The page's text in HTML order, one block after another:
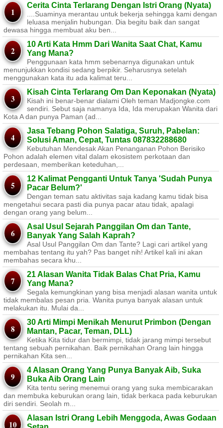
Cerita Cinta Terlarang Dengan Istri Orang (Nyata)
....Suaminya merantau untuk bekerja sehingga kami dengan
leluasa menjalin hubungan. Dia begitu baik dan sangat
dewasa hingga membuat aku ben...
10 Arti Kata Hmm Dari Wanita Saat Chat, Kamu
Yang Mana?
Penggunaan kata hmm sebenarnya digunakan untuk
menunjukkan kondisi sedang berpikir. Seharusnya setelah
menggunakan kata itu ada kalimat teru...
Kisah Cinta Terlarang Om Dan Keponakan (Nyata)
Kisah ini benar-benar dialami Oleh teman Madjongke.com
sendiri. Sebut saja namanya Ida, Ida merupakan Wanita dari
Kota A dan punya Paman (ad...
Jasa Tebang Pohon Salatiga, Suruh, Pabelan:
Solusi Aman, Cepat, Tuntas 087832288680
Kebutuhan Mendesak Akan Penanganan Pohon Berisiko ​
Pohon adalah elemen vital dalam ekosistem perkotaan dan
perdesaan, memberikan keteduhan,...
12 Kalimat Pengganti Untuk Tanya 'Sudah Punya
Pacar Belum?'
Dengan teman satu aktivitas saja kadang kamu tidak bisa
mengetahui secara pasti dia punya pacar atau tidak, apalagi
dengan orang yang belum...
Asal Usul Sejarah Panggilan Om dan Tante,
Banyak Yang Salah Kaprah?
Asal Usul Panggilan Om dan Tante? Lagi cari artikel yang
membahas tentang itu yah? Pas banget nih! Artikel kali ini akan
membahas secara khu...
21 Alasan Wanita Tidak Balas Chat Pria, Kamu
Yang Mana?
Segala kemungkinan yang bisa menjadi alasan wanita untuk
tidak membalas pesan pria. Wanita punya banyak alasan untuk
melakukan itu. Mulai da...
30 Arti Mimpi Menikah Menurut Primbon (Dengan
Mantan, Pacar, Teman, DLL)
Ketika Kita tidur dan bermimpi, tidak jarang mimpi tersebut
tentang sebuah pernikahan. Baik pernikahan Orang lain hingga
pernikahan Kita sen...
4 Alasan Orang Yang Punya Banyak Aib, Suka
Buka Aib Orang Lain
Kita tentu sering menemui orang yang suka membicarakan
dan membuka keburukan orang lain, tidak berkaca pada keburukan
diri sendiri. Seolah m...
Alasan Istri Orang Lebih Menggoda, Awas Godaan